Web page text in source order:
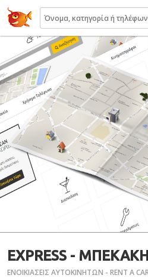
22410.gr
EXPRESS -
ΕΝΟΙΚΙΑΣΕΙΣ ΑΥΤΟΚΙΝΗΤΩΝ - RENT A